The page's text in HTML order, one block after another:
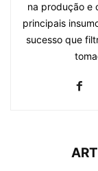
na produção e
principais
sucesso que